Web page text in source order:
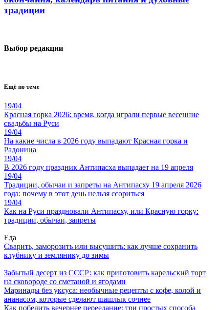
традиции
Выбор редакции
Ещё по теме
19/04
Красная горка 2026: время, когда играли первые весенние
свадьбы на Руси
19/04
На какие числа в 2026 году выпадают Красная горка и
Радоница
19/04
В 2026 году праздник Антипасха выпадает на 19 апреля
19/04
Традиции, обычаи и запреты на Антипасху 19 апреля 2026
года: почему в этот день нельзя ссориться
19/04
Как на Руси праздновали Антипасху, или Красную горку:
традиции, обычаи, запреты
Еда
Сварить, заморозить или высушить: как лучше сохранить
клубнику и землянику до зимы
Забытый десерт из СССР: как приготовить карельский торт
на сковороде со сметаной и ягодами
Маринады без уксуса: необычные рецепты с кофе, колой и
ананасом, которые сделают шашлык сочнее
Как победить вечернее переедание: три простых способа